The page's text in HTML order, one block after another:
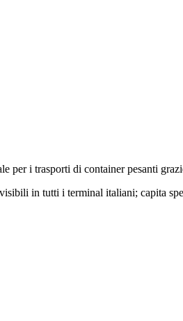
i trasporti di container pesanti
in tutti i terminal italiani; capita